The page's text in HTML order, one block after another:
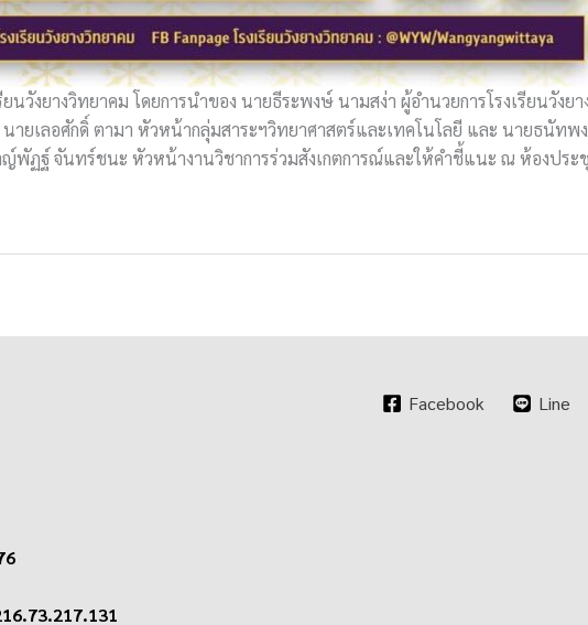
นวังยางวิทยาคม โดยการนำของ นายธีระพงษ์ นามสง่า ผู้อำนวยการโรงเรียนวัง
ายเลอศักดิ์ ตามา หัวหน้ากลุ่มสาระฯวิทยาศาสตร์และเทคโนโลยี และ นายธนัท
ฏฐ์ จันทร์ชนะ หัวหน้างานวิชาการร่วมสังเกตการณ์และให้คำชี้แนะ ณ ห้องประ
Facebook Line